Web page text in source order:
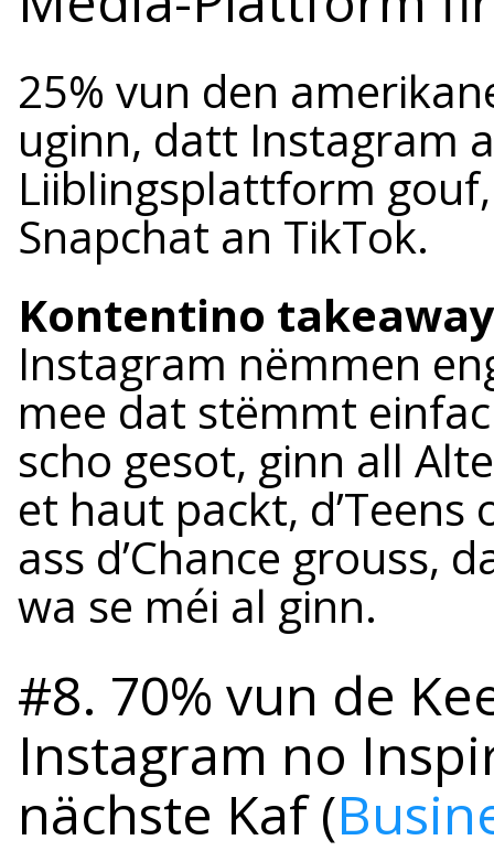
25% vun den
uginn, datt Instagram
Liiblingsplattform
Snapchat an TikTok.
Kontentino
Instagram nëmmen
mee dat stëmmt
scho gesot, ginn all
et haut packt,
ass d’Chance grouss,
wa se méi al ginn.
#8. 70% vun de
Instagram no
nächste Kaf (